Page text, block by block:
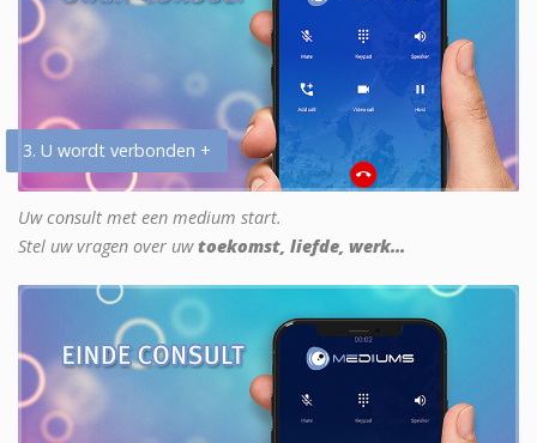
3. U wordt verbonden +
Uw consult met een medium start.
Stel uw vragen over uwtoekomst, liefde, werk...